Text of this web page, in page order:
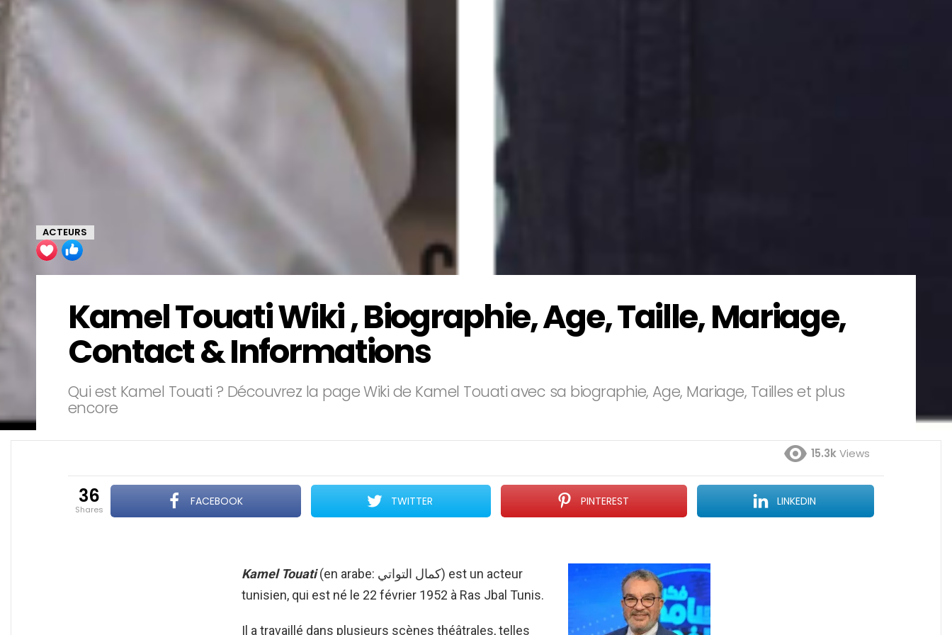
ACTEURS
Kamel Touati Wiki , Biographie, Age, Taille, Mariage,
Contact & Informations
Qui est Kamel Touati ? Découvrez la page Wiki de Kamel Touati avec sa biographie, Age, Mariage, Tailles et plus
encore
15.3kViews
36
shares
FACEBOOK TWITTER PINTEREST LINKEDIN
Kamel Touati(en arabe: كمال التواتي) est un acteur
tunisien, qui est né le 22 février 1952 à Ras Jbal Tunis.
Il a travaillé dans plusieurs scènes théâtrales, telles